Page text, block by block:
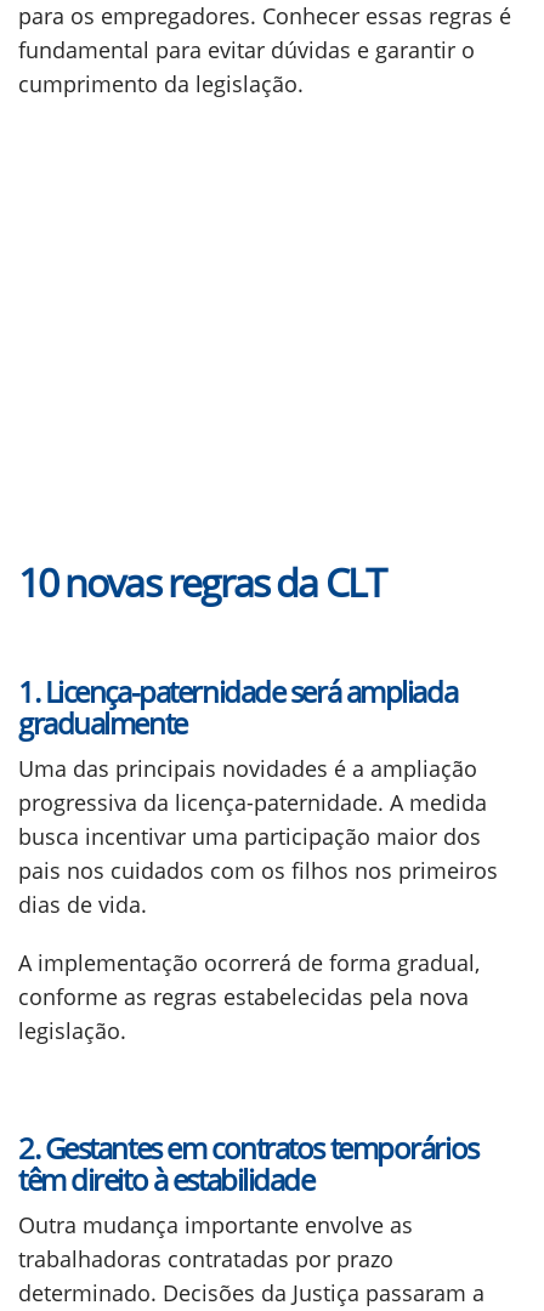
para os empregadores. Conhecer essas regras é
fundamental para evitar dúvidas e garantir o
cumprimento da legislação.
10 novas regras da CLT
1. Licença-paternidade será ampliada
gradualmente
Uma das principais novidades é a ampliação
progressiva da licença-paternidade. A medida
busca incentivar uma participação maior dos
pais nos cuidados com os filhos nos primeiros
dias de vida.
A implementação ocorrerá de forma gradual,
conforme as regras estabelecidas pela nova
legislação.
2. Gestantes em contratos temporários
têm direito à estabilidade
Outra mudança importante envolve as
trabalhadoras contratadas por prazo
determinado. Decisões da Justiça passaram a